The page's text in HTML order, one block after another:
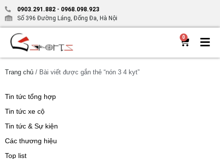
0903.291.882 - 0968.098.923
Số 396 Đường Láng, Đống Đa, Hà Nội
0
Trang chủ / Bài viết được gắn thẻ “nón 3 4 kyt”
Tin tức tổng hợp
Tin tức xe cộ
Tin tức & Sự kiện
Các thương hiệu
Top list